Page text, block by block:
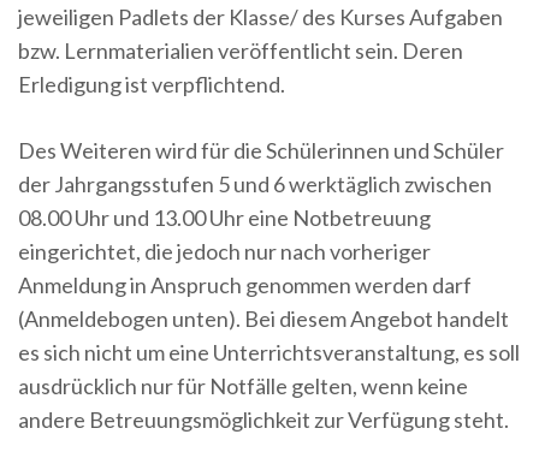
jeweiligen Padlets der Klasse/ des Kurses Aufgaben
bzw. Lernmaterialien veröffentlicht sein. Deren
Erledigung ist verpflichtend.
Des Weiteren wird für die Schülerinnen und Schüler
der Jahrgangsstufen 5 und 6 werktäglich zwischen
08.00 Uhr und 13.00 Uhr eine Notbetreuung
eingerichtet, die jedoch nur nach vorheriger
Anmeldung in Anspruch genommen werden darf
(Anmeldebogen unten). Bei diesem Angebot handelt
es sich nicht um eine Unterrichtsveranstaltung, es soll
ausdrücklich nur für Notfälle gelten, wenn keine
andere Betreuungsmöglichkeit zur Verfügung steht.